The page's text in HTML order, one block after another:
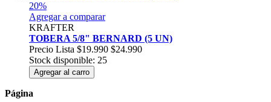
20%
Agregar a comparar
KRAFTER
TOBERA 5/8" BERNARD (5 UN)
Precio Lista $19.990 $24.990
Stock disponible: 25
Agregar al carro
Página